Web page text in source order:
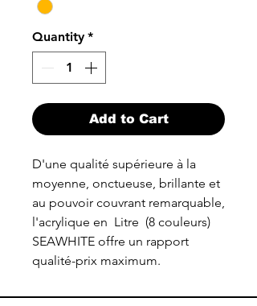
Quantity *
Add to Cart
D'une qualité supérieure à la
moyenne, onctueuse, brillante et
au pouvoir couvrant remarquable,
l'acrylique en Litre (8 couleurs)
SEAWHITE offre un rapport
qualité-prix maximum.